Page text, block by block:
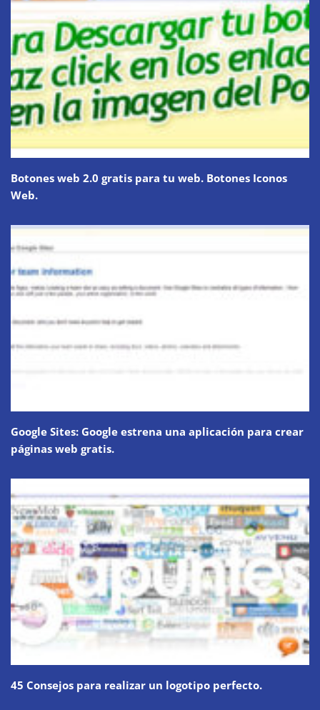
Botones web 2.0 gratis para tu web. Botones Iconos
Web.
Google Sites: Google estrena una aplicación para crear
páginas web gratis.
45 Consejos para realizar un logotipo perfecto.